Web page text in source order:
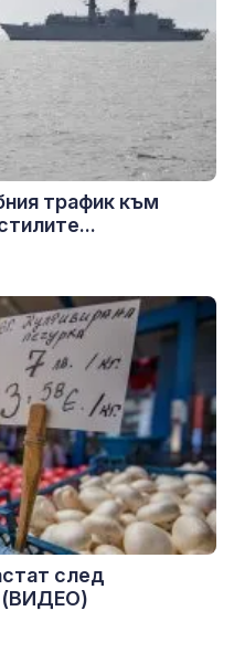
трафик към
след
(ВИДЕО)